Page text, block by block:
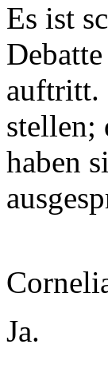
Es ist
auftritt.
stellen;
haben
Ja.